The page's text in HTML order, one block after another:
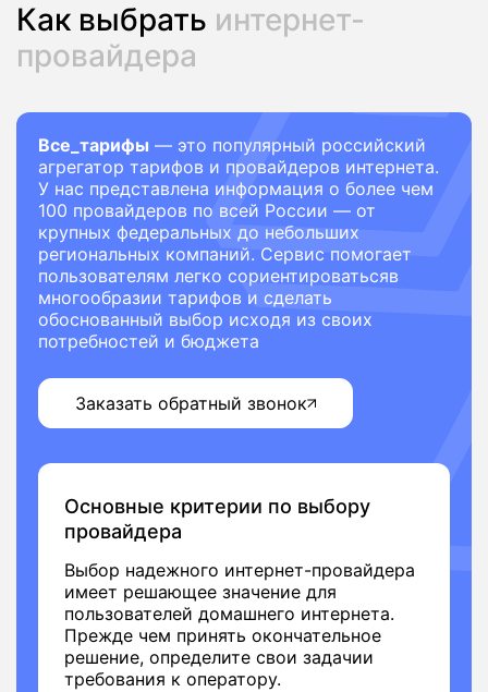
Как выбрать интернет-
провайдера
Все_тарифы — это популярный российский
агрегатор тарифов и провайдеров интернета.
У нас представлена информация о более чем
100 провайдеров по всей России — от
крупных федеральных до небольших
региональных компаний. Сервис помогает
пользователям легко сориентироватьсяв
многообразии тарифов и сделать
обоснованный выбор исходя из своих
потребностей и бюджета
Заказать обратный звонок
Основные критерии по выбору
провайдера
Выбор надежного интернет-провайдера
имеет решающее значение для
пользователей домашнего интернета.
Прежде чем принять окончательное
решение, определите свои задачии
требования к оператору.